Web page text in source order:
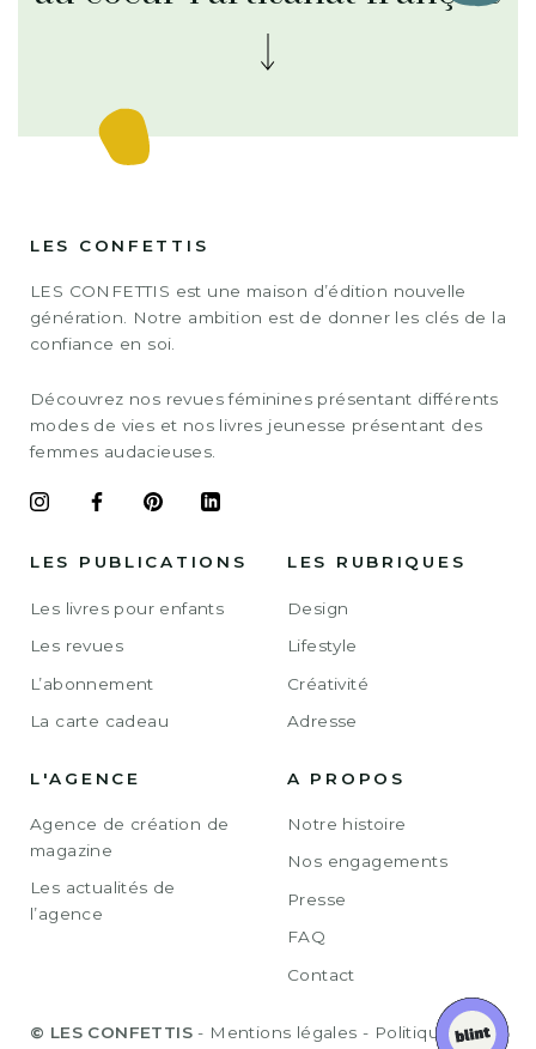
LES CONFETTIS
LES CONFETTIS est une maison d’édition nouvelle
génération. Notre ambition est de donner les clés de la
confiance en soi.
Découvrez nos revues féminines présentant différents
modes de vies et nos livres jeunesse présentant des
femmes audacieuses.
LES PUBLICATIONS
Les livres pour enfants
Les revues
L’abonnement
La carte cadeau
LES RUBRIQUES
Design
Lifestyle
Créativité
Adresse
L'AGENCE
Agence de création de
magazine
Les actualités de
l’agence
A PROPOS
Notre histoire
Nos engagements
Presse
FAQ
Contact
© LES CONFETTIS - Mentions légales - Politique de